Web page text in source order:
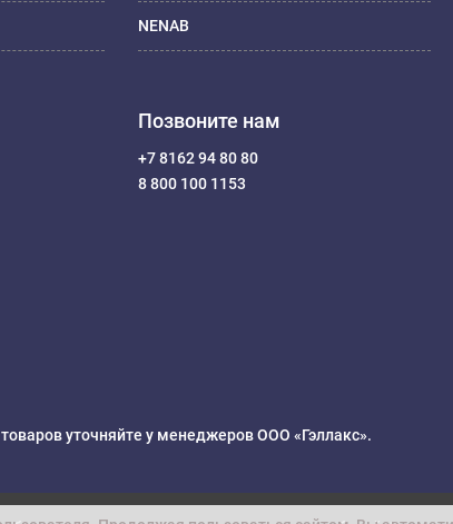
NENAB
Позвоните нам
+7 8162 94 80 80
8 800 100 1153
уточняйте у менеджеров ООО «Гэллакс».